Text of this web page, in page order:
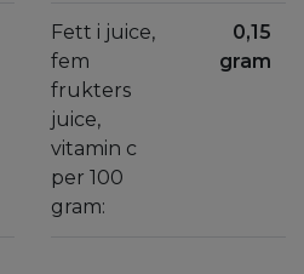
Fett i juice,
fem
frukters
juice,
vitamin c
per 100
gram:
0,15
gram